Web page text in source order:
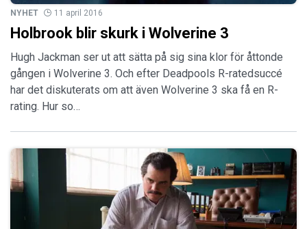
NYHET 11 april 2016
Holbrook blir skurk i Wolverine 3
Hugh Jackman ser ut att sätta på sig sina klor för åttonde
gången i Wolverine 3. Och efter Deadpools R-ratedsuccé
har det diskuterats om att även Wolverine 3 ska få en R-
rating. Hur so…